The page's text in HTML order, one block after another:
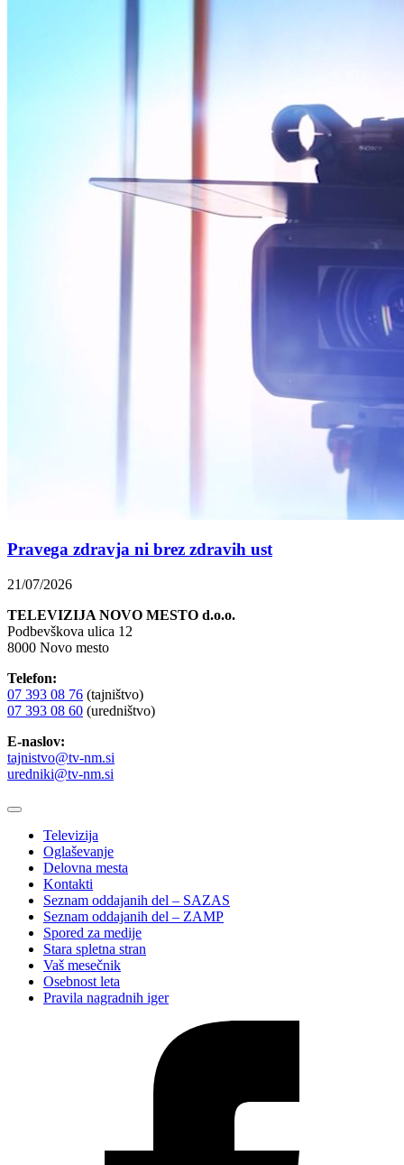
Pravega zdravja ni brez zdravih ust
21/07/2026
TELEVIZIJA NOVO MESTO d.o.o.
Podbevškova ulica 12
8000 Novo mesto
Telefon:
07 393 08 76 (tajništvo)
07 393 08 60 (uredništvo)
E-naslov:
tajnistvo@tv-nm.si
uredniki@tv-nm.si
Televizija
Oglaševanje
Delovna mesta
Kontakti
Seznam oddajanih del – SAZAS
Seznam oddajanih del – ZAMP
Spored za medije
Stara spletna stran
Vaš mesečnik
Osebnost leta
Pravila nagradnih iger